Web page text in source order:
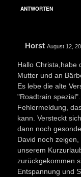
ANTWORTEN
Horst August 12,
Hallo Christa,habe
Mutter und an
Es lebe die alte
"Roadtrain
Fehlermeldung,
kann. Versteckt
dann noch
David noch
unserem
zurückgekommen
Entspannung und